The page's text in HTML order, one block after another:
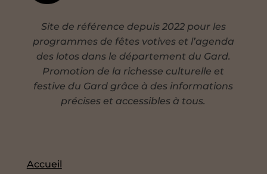
Site de référence depuis 2022 pour les
programmes de fêtes votives et l’agenda
des lotos dans le département du Gard.
Promotion de la richesse culturelle et
festive du Gard grâce à des informations
précises et accessibles à tous.
Accueil